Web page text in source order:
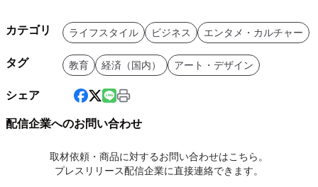
カテゴリ ライフスタイル ビジネス エンタメ・カルチャー
タグ 教育 経済（国内） アート・デザイン
シェア
配信企業へのお問い合わせ
取材依頼・商品に対するお問い合わせはこちら。
プレスリリース配信企業に直接連絡できます。